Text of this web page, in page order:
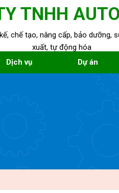
TNHH
chế tạo, nâng cấp, bảo dưỡng,
xuất, tự động hóa
Dịch vụ Dự án